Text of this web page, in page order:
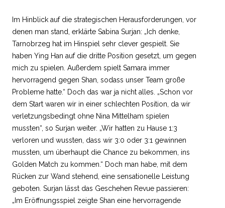
Im Hinblick auf die strategischen Herausforderungen, vor
denen man stand, erklärte Sabina Surjan: „Ich denke,
Tarnobrzeg hat im Hinspiel sehr clever gespielt. Sie
haben Ying Han auf die dritte Position gesetzt, um gegen
mich zu spielen. Außerdem spielt Samara immer
hervorragend gegen Shan, sodass unser Team große
Probleme hatte.“ Doch das war ja nicht alles. „Schon vor
dem Start waren wir in einer schlechten Position, da wir
verletzungsbedingt ohne Nina Mittelham spielen
mussten“, so Surjan weiter. „Wir hatten zu Hause 1:3
verloren und wussten, dass wir 3:0 oder 3:1 gewinnen
mussten, um überhaupt die Chance zu bekommen, ins
Golden Match zu kommen.“ Doch man habe, mit dem
Rücken zur Wand stehend, eine sensationelle Leistung
geboten. Surjan lässt das Geschehen Revue passieren:
„Im Eröffnungsspiel zeigte Shan eine hervorragende